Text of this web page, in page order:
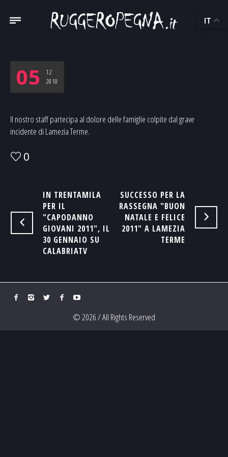
05
12
2010
Il nostro staff partecipa al dolore delle famiglie colpite dal grave
incidente di Lamezia Terme.
0
IN TRENTAMILA
PER IL
"CAPODANNO
GIOVANI 2011", IL
30 GENNAIO SU
CALABRIATV
SUCCESSO PER LA
RASSEGNA "BUON
NATALE E FELICE
2011" A LAMEZIA
TERME
© 2026 / All Rights Reserved
IT